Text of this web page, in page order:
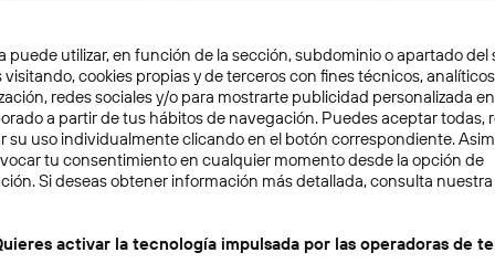
3 min
colección digital de
puede utilizar, en función de la sección, subdominio o apartado del
visitando, cookies propias y de terceros con fines técnicos,
redes sociales y/o para mostrarte publicidad personalizada
a partir de tus hábitos de navegación. Puedes aceptar todas,
su uso individualmente clicando en el botón correspondiente.
tu consentimiento en cualquier momento desde la opción de
Si deseas obtener información más detallada, consulta nuestra
activar la tecnología impulsada por las operadoras de